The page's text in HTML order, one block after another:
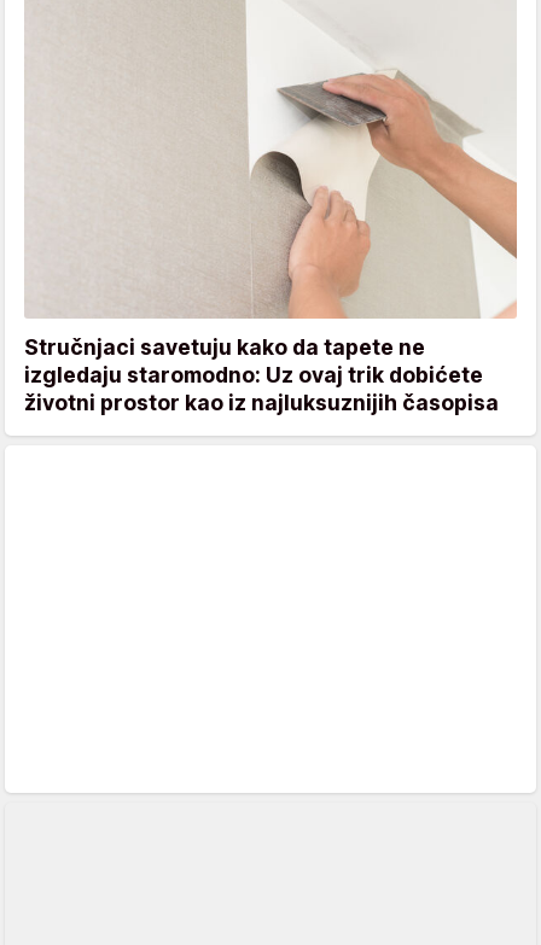
Stručnjaci savetuju kako da tapete ne
izgledaju staromodno: Uz ovaj trik dobićete
životni prostor kao iz najluksuznijih časopisa